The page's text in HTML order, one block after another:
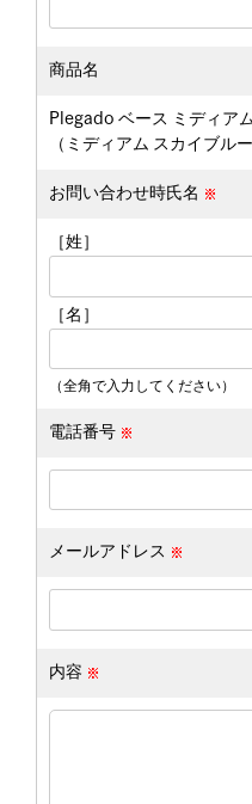
商品名
Plegado ベース ミディア
（ミディアム スカイブル
お問い合わせ時氏名
［姓］
［名］
（全角で入力してください）
電話番号
メールアドレス
内容